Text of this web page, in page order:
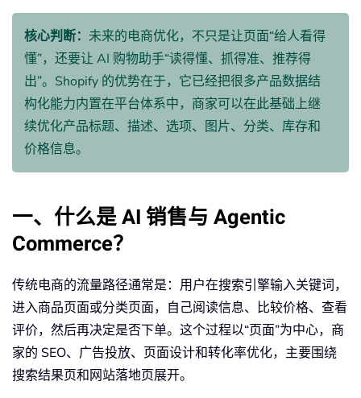
核心判断： 未来的电商优化，不只是让页面“给人看得
懂”，还要让 AI 购物助手“读得懂、抓得准、推荐得
出”。Shopify 的优势在于，它已经把很多产品数据结
构化能力内置在平台体系中，商家可以在此基础上继
续优化产品标题、描述、选项、图片、分类、库存和
价格信息。
一、什么是 AI 销售与 Agentic
Commerce？
传统电商的流量路径通常是：用户在搜索引擎输入关键词，
进入商品页面或分类页面，自己阅读信息、比较价格、查看
评价，然后再决定是否下单。这个过程以“页面”为中心，商
家的 SEO、广告投放、页面设计和转化率优化，主要围绕
搜索结果页和网站落地页展开。